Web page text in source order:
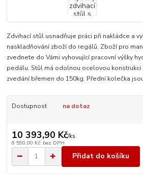
Zdvihací stůl usnadňuje práci při nakládce a
naskladňování zboží do regálů. Zboží pro
zvednete do Vámi vyhovující pracovní výšky
pedálu. Stůl má odolnou ocelovou konstrukci
zvedání břemen do 150kg. Přední kolečka
Dostupnost na dotaz
10 393,90 Kč/ks
8 590,00 Kč bez DPH
Přidat do košíku